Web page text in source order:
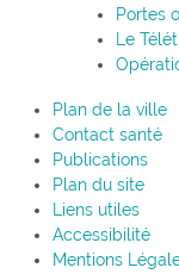
Portes
Le
Plan de la ville
Contact santé
Publications
Plan du site
Liens utiles
Accessibilité
Mentions